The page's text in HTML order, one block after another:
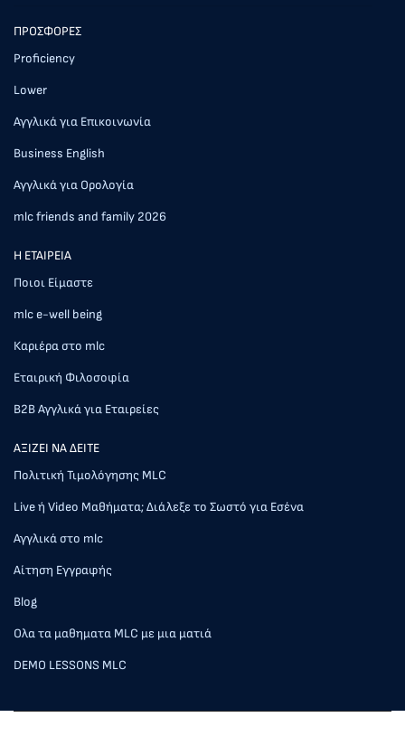
ΠΡΟΣΦΟΡΕΣ
Proficiency
Lower
Αγγλικά για Επικοινωνία
Business English
Αγγλικά για Ορολογία
mlc friends and family 2026
Η ΕΤΑΙΡΕΙΑ
Ποιοι Είμαστε
mlc e-well being
Καριέρα στο mlc
Εταιρική Φιλοσοφία
Β2Β Αγγλικά για Εταιρείες
AΞΙΖΕΙ ΝΑ ΔΕΙΤΕ
Πολιτική Τιμολόγησης MLC
Live ή Video Μαθήματα; Διάλεξε το Σωστό για Εσένα
Αγγλικά στο mlc
Αίτηση Εγγραφής
Blog
Ολα τα μαθηματα MLC με μια ματιά
DEMO LESSONS MLC